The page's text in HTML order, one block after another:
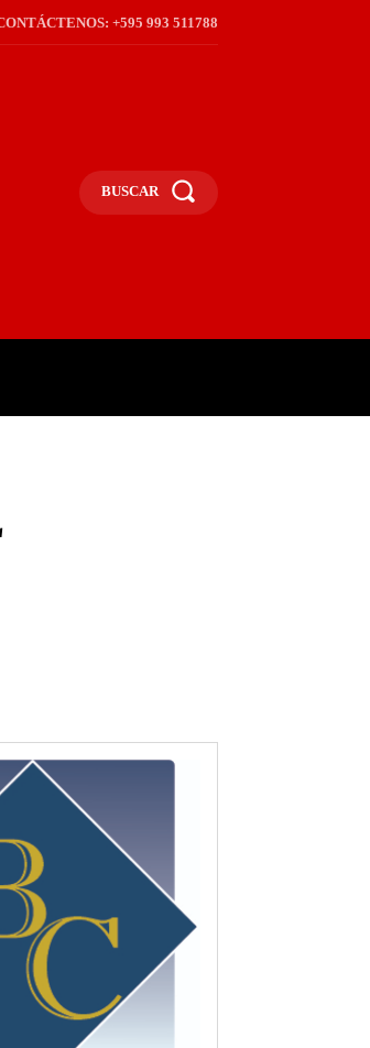
+595 993 511788
BUSCAR